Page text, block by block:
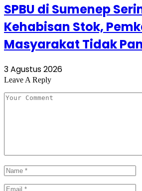
SPBU di Sumenep
Kehabisan Stok,
Masyarakat Tidak
3 Agustus 2026
Leave A Reply